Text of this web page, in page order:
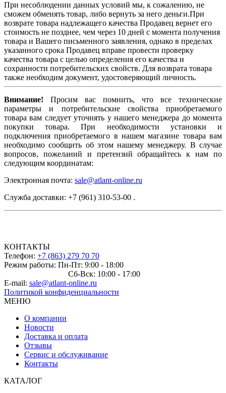
При несоблюдении данных условий мы, к сожалению, не
сможем обменять товар, либо вернуть за него деньги.При
возврате товара надлежащего качества Продавец вернет его
стоимость не позднее, чем через 10 дней с момента получения
товара и Вашего письменного заявления, однако в пределах
указанного срока Продавец вправе провести проверку
качества товара с целью определения его качества и
сохранности потребительских свойств. Для возврата товара
также необходим документ, удостоверяющий личность.
Внимание! Просим вас помнить, что все технические
параметры и потребительские свойства приобретаемого
товара вам следует уточнять у нашего менеджера до момента
покупки товара. При необходимости установки и
подключения приобретаемого в нашем магазине товара вам
необходимо сообщить об этом нашему менеджеру. В случае
вопросов, пожеланий и претензий обращайтесь к нам по
следующим координатам:
Электронная почта: sale@atlant-online.ru
Служба доставки: +7 (961) 310-53-00 .
КОНТАКТЫ
Телефон: +7 (863) 279 70 70
Режим работы: Пн-Пт: 9:00 - 18:00
Сб-Вск: 10:00 - 17:00
E-mail: sale@atlant-online.ru
Политикой конфиденциальности
МЕНЮ
О компании
Новости
Доставка и оплата
Отзывы
Сервис и обслуживание
Контакты
КАТАЛОГ